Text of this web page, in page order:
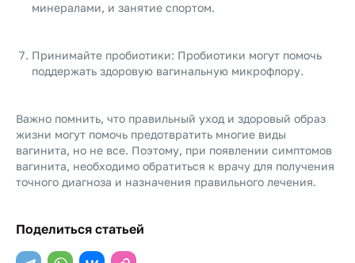
минералами, и занятие спортом.
Принимайте пробиотики: Пробиотики могут помочь
поддержать здоровую вагинальную микрофлору.
Важно помнить, что правильный уход и здоровый образ
жизни могут помочь предотвратить многие виды
вагинита, но не все. Поэтому, при появлении симптомов
вагинита, необходимо обратиться к врачу для получения
точного диагноза и назначения правильного лечения.
Поделиться статьей